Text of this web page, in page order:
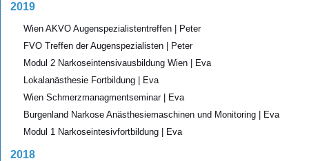
2019
Wien AKVO Augenspezialistentreffen | Peter
FVO Treffen der Augenspezialisten | Peter
Modul 2 Narkoseintensivausbildung Wien | Eva
Lokalanästhesie Fortbildung | Eva
Wien Schmerzmanagmentseminar | Eva
Burgenland Narkose Anästhesiemaschinen und Monitoring | Eva
Modul 1 Narkoseintesivfortbildung | Eva
2018